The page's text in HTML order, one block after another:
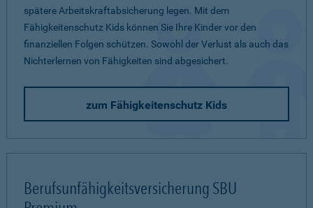
spätere Arbeitskraftabsicherung legen. Mit dem
Fähigkeitenschutz Kids können Sie Ihre Kinder vor den
finanziellen Folgen schützen. Sowohl der Verlust als auch das
Nichterlernen von Fähigkeiten sind abgesichert.
zum Fähigkeitenschutz Kids
Berufsunfähigkeitsversicherung SBU